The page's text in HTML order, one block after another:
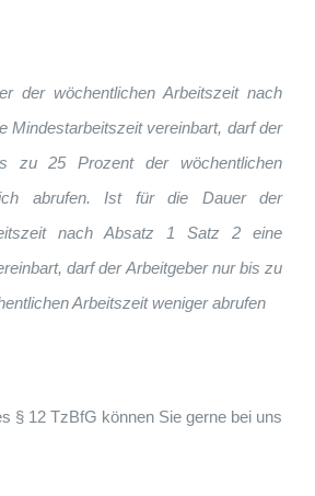
der wöchentlichen Arbeitszeit nach
Mindestarbeitszeit vereinbart, darf der
zu 25 Prozent der wöchentlichen
abrufen. Ist für die Dauer der
nach Absatz 1 Satz 2 eine
darf der Arbeitgeber nur bis zu
Arbeitszeit weniger abrufen
§ 12 TzBfG können Sie gerne bei uns